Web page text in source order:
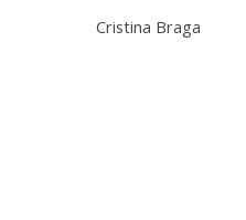
Cristina Braga